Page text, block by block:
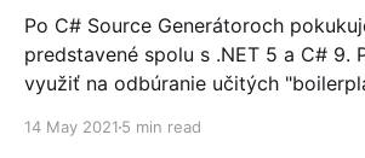
Po C# Source Generátoroch
predstavené spolu s .NET 5 a C# 9.
využiť na odbúranie učitých
veľké sústo a tak som si vymyslel
14 May 2021 5 min read